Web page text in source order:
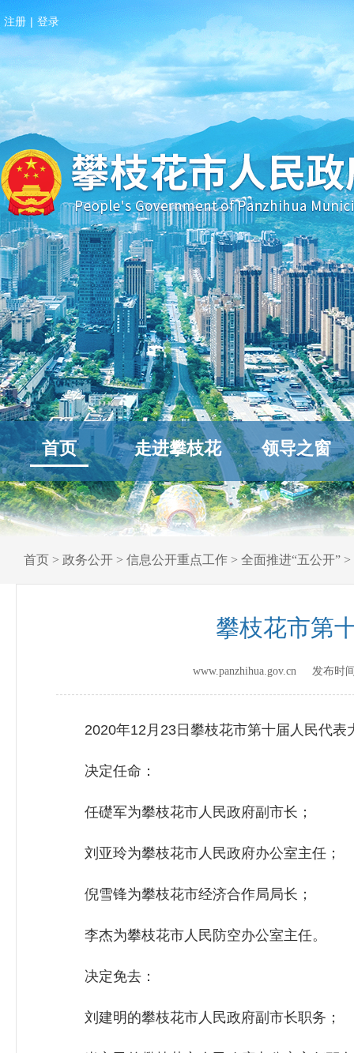
注册 | 登录
首页 走进攀枝花 领导之窗
首页 > 政务公开 > 信息公开重点工作 > 全面推进“五公开” >
攀枝花市第
www.panzhihua.gov.cn 发布时
2020年12月23日攀枝花市第十届人民代表
决定任命：
任礎军为攀枝花市人民政府副市长；
刘亚玲为攀枝花市人民政府办公室主任；
倪雪锋为攀枝花市经济合作局局长；
李杰为攀枝花市人民防空办公室主任。
决定免去：
刘建明的攀枝花市人民政府副市长职务；